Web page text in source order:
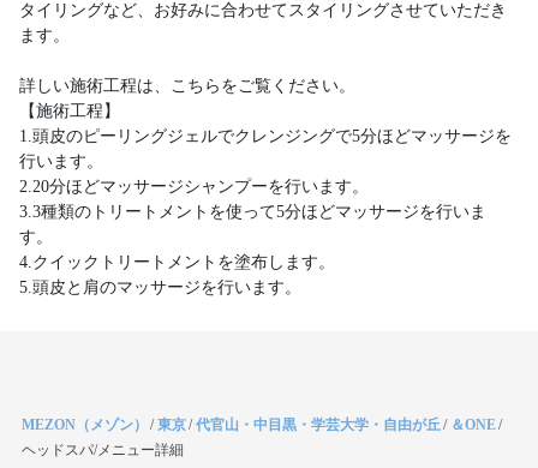
タイリングなど、お好みに合わせてスタイリングさせていただき
ます。
詳しい施術工程は、こちらをご覧ください。
【施術工程】
1.頭皮のピーリングジェルでクレンジングで5分ほどマッサージを
行います。
2.20分ほどマッサージシャンプーを行います。
3.3種類のトリートメントを使って5分ほどマッサージを行いま
す。
4.クイックトリートメントを塗布します。
5.頭皮と肩のマッサージを行います。
MEZON（メゾン） /東京/代官山・中目黒・学芸大学・自由が丘/ ＆ONE/
ヘッドスパ/メニュー詳細